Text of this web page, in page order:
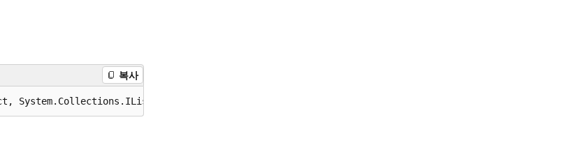
복사
System.Collections.IList, System.Data.IDataParameterCollection